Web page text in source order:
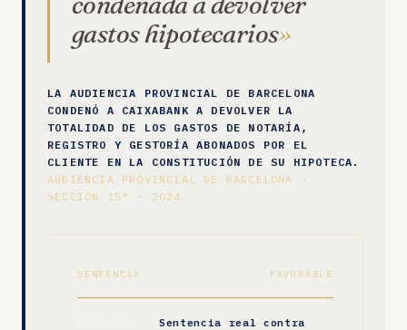
gastos hipotecarios
LA AUDIENCIA PROVINCIAL DE BARCELONA
CONDENÓ A CAIXABANK A DEVOLVER LA
TOTALIDAD DE LOS GASTOS DE NOTARÍA,
REGISTRO Y GESTORÍA ABONADOS POR EL
CLIENTE EN LA CONSTITUCIÓN DE SU HIPOTECA.
AUDIENCIA PROVINCIAL DE BARCELONA ·
SECCIÓN 15ª · 2024
SENTENCIA FAVORABLE
Sentencia real contra